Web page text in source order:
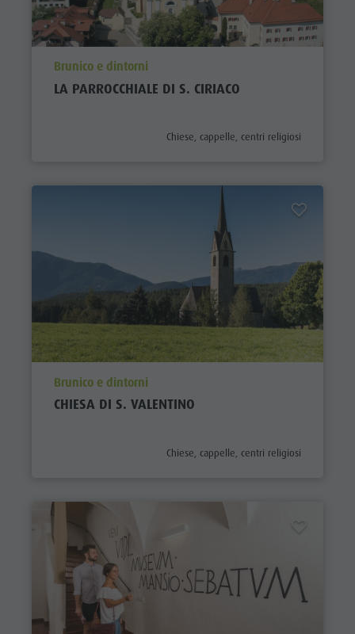
aria.poi_location_prefix
Brunico e dintorni
LA PARROCCHIALE DI S. CIRIACO
aria.poi_category_prefix
Chiese, cappelle, centri religiosi
aria.poi_location_prefix
Brunico e dintorni
CHIESA DI S. VALENTINO
aria.poi_category_prefix
Chiese, cappelle, centri religiosi